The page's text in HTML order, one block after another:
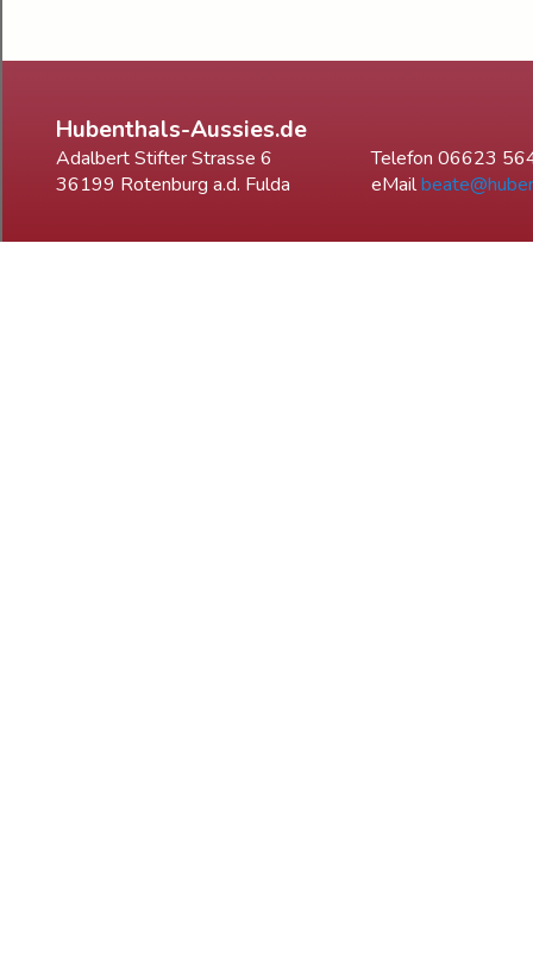
Hubenthals-Aussies.de
Adalbert Stifter Strasse 6
Telefon 06623
36199 Rotenburg a.d. Fulda
eMail